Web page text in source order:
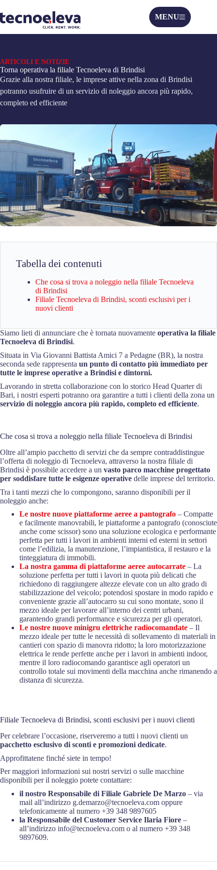
MENU
ARTICOLI E NOTIZIE
Torna operativa la filiale Tecnoeleva di Brindisi
Grazie alla nostra filiale, le imprese attive nella zona di Brindisi
potranno usufruire di un servizio di noleggio ancora più rapido,
completo ed efficiente
Tabella dei contenuti
Che cosa si trova a noleggio nella filiale Tecnoeleva
di Brindisi
Filiale Tecnoeleva di Brindisi, sconti esclusivi per i
nuovi clienti
Siamo lieti di annunciare che è tornata nuovamente operativa la filiale
Tecnoeleva di Brindisi.
Situata in Via Giovanni Battista Amici 7 a Pedagne (BR), la nostra
seconda sede rappresenta un punto di contatto più immediato per
tutte le imprese operative a Brindisi e dintorni.
Lavorando in stretta collaborazione con lo storico Head Quarter di
Bari, i nostri esperti potranno ora garantire a tutti i clienti della zona un
servizio di noleggio ancora più rapido, completo ed efficiente.
Che cosa si trova a noleggio nella filiale Tecnoeleva di Brindisi
Oltre all’ampio pacchetto di servizi che da sempre contraddistingue
l’offerta di noleggio di Tecnoeleva, attraverso la nostra filiale di
Brindisi è possibile accedere a un vasto parco macchine progettato
per soddisfare tutte le esigenze operative delle imprese del territorio.
Tra i tanti mezzi che lo compongono, saranno disponibili per il
noleggio anche:
Le nostre nuove piattaforme aeree a pantografo – Compatte
e facilmente manovrabili, le piattaforme a pantografo (conosciute
anche come scissor) sono una soluzione ecologica e performante
perfetta per tutti i lavori in ambienti interni ed esterni in settori
come l’edilizia, la manutenzione, l’impiantistica, il restauro e la
tinteggiatura di immobili.
La nostra gamma di piattaforme aeree autocarrate – La
soluzione perfetta per tutti i lavori in quota più delicati che
richiedono di raggiungere altezze elevate con un alto grado di
stabilizzazione del veicolo; potendosi spostare in modo rapido e
conveniente grazie all’autocarro su cui sono montate, sono il
mezzo ideale per lavorare all’interno dei centri urbani,
garantendo grandi performance e sicurezza per gli operatori.
Le nostre nuove minigru elettriche radiocomandate – Il
mezzo ideale per tutte le necessità di sollevamento di materiali in
cantieri con spazio di manovra ridotto; la loro motorizzazione
elettrica le rende perfette anche per i lavori in ambienti indoor,
mentre il loro radiocomando garantisce agli operatori un
controllo totale sui movimenti della macchina anche rimanendo a
distanza di sicurezza.
Filiale Tecnoeleva di Brindisi, sconti esclusivi per i nuovi clienti
Per celebrare l’occasione, riserveremo a tutti i nuovi clienti un
pacchetto esclusivo di sconti e promozioni dedicate.
Approfittatene finché siete in tempo!
Per maggiori informazioni sui nostri servizi o sulle macchine
disponibili per il noleggio potete contattare:
il nostro Responsabile di Filiale Gabriele De Marzo – via
mail all’indirizzo g.demarzo@tecnoeleva.com oppure
telefonicamente al numero +39 348 9897605
la Responsabile del Customer Service Ilaria Fiore –
all’indirizzo info@tecnoeleva.com o al numero +39 348
9897609.